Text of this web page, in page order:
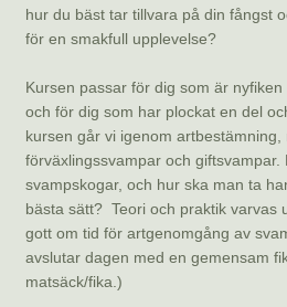
hur du bäst tar tillvara på din fångst
för en smakfull upplevelse?
Kursen passar för dig som är
och för dig som har plockat en del
kursen går vi igenom artbestämning,
förväxlingssvampar och giftsvampar.
svampskogar, och hur ska man ta
bästa sätt? Teori och praktik varvas
gott om tid för artgenomgång av
avslutar dagen med en gemensam
matsäck/fika.)